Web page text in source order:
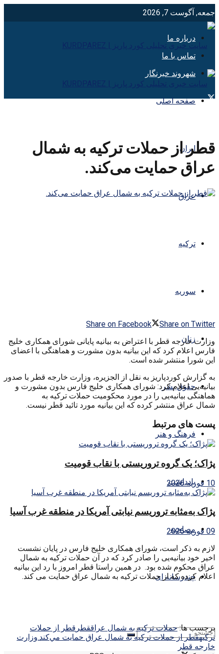
جمعه, آگوست 7, 2026
درباره ما
تماس با ما
شهروند خبرنگار
صفحه اصلی
ایران
عراق
ترکیه
سوریه
زنان
حقوق بشر
فرهنگ و هنر
یادداشت
مصاحبه
چندرسانه ای
قطر از حملات ترکیه به شمال
عراق حمایت می‌کند.
Share on Facebook
Share on Twitter
وزارت خارجه قطر با اعتراض به بیانیه پایانی شورای همکاری خلیج
فارس اعلام کرد که این بیانیه بدون مشورت و هماهنگی با اعضای
این شورا منتشر شده است.
به گزارش کوردپاریز به نقل از الجزیره، وزارت خارجه قطر با صدور
بیانیه‌یی اعلام کرد: شورای همکاری خلیج فارس بدون مشورت و
هماهنگی بیانیه‌یی را در مورد محکومیت حملات ترکیه به
شمال عراق منتشر کرده که این بیانیه مورد تائید قطر نیست.
پست های مرتبط
پژاک؛ یک گروه تروریستی با نقاب قومیت
10 فوریه 2026
پژاک به‌مثابه تروریسم نیابتی آمریکا در منطقه غرب آسیا
09 فوریه 2026
لازم به ذکر است، شورای همکاری خلیج فارس در پایان نشست
اخیر خود بیانیه‌یی را صادر کرد که در آن حملات ترکیه به شمال
عراق محکوم شده بود. در همین راستا قطر امروز با رد این بیانیه
اعلام کرده که از حملات ترکیه به شمال عراق حمایت می کند.
برچسب ها: حملات تركيه به شمال عراققطر قطر از حملات
تركيهقطر از حملات تركيه به شمال عراق حمايت مي‌كند.وزارت
خارجه قطر